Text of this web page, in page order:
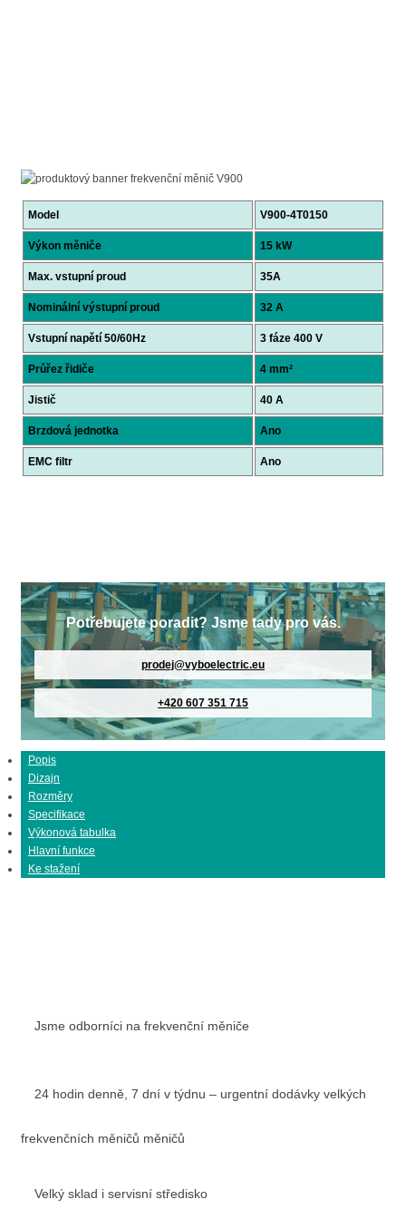
Model V900-4T0150
Výkon měniče 15 kW
Max. vstupní proud 35A
Nominální výstupní proud 32 A
Vstupní napětí 50/60Hz 3 fáze 400 V
Průřez řidiče 4 mm²
Jistič 40 A
Brzdová jednotka Ano
EMC filtr Ano
Potřebujete poradit? Jsme tady pro vás.
prodej@vyboelectric.eu
+420 607 351 715
Popis
Dizajn
Rozměry
Specifikace
Výkonová tabulka
Hlavní funkce
Ke stažení
Jsme odborníci na frekvenční měniče
24 hodin denně, 7 dní v týdnu – urgentní dodávky velkých
frekvenčních měničů měničů
Velký sklad i servisní středisko